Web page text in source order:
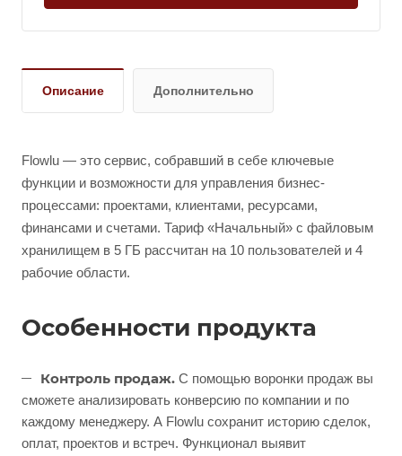
Описание Дополнительно
Flowlu — это сервис, собравший в себе ключевые
функции и возможности для управления бизнес-
процессами: проектами, клиентами, ресурсами,
финансами и счетами. Тариф «Начальный» с файловым
хранилищем в 5 ГБ рассчитан на 10 пользователей и 4
рабочие области.
Особенности продукта
Контроль продаж. С помощью воронки продаж вы
сможете анализировать конверсию по компании и по
каждому менеджеру. А Flowlu сохранит историю сделок,
оплат, проектов и встреч. Функционал выявит